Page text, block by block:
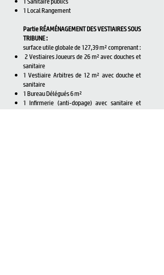
1 Local Rangement
PartieRÉAMÉNAGEMENTDES VESTIAIRES SOUS
TRIBUNE :
surface utile globale de 127,39 m² comprenant :
2 Vestiaires Joueurs de 26 m² avec douches et
sanitaire
1 Vestiaire Arbitres de 12 m² avec douche et
sanitaire
1 Bureau Délégués 6 m²
1 Infirmerie (anti-dopage) avec sanitaire et